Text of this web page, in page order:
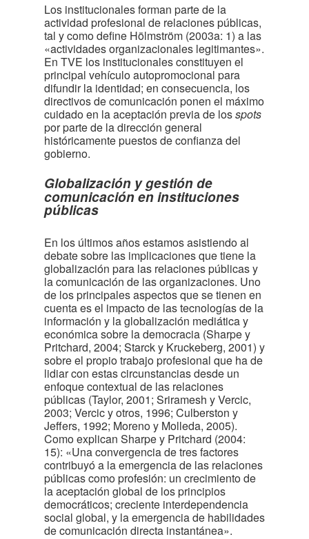
Los institucionales forman parte de la
actividad profesional de relaciones públicas,
tal y como define Hölmström (2003a: 1) a las
«actividades organizacionales legitimantes».
En TVE los institucionales constituyen el
principal vehículo autopromocional para
difundir la identidad; en consecuencia, los
directivos de comunicación ponen el máximo
cuidado en la aceptación previa de losspots
por parte de la dirección general
históricamente puestos de confianza del
gobierno.
Globalización y gestión de
comunicación en instituciones
públicas
En los últimos años estamos asistiendo al
debate sobre las implicaciones que tiene la
globalización para las relaciones públicas y
la comunicación de las organizaciones. Uno
de los principales aspectos que se tienen en
cuenta es el impacto de las tecnologías de la
información y la globalización mediática y
económica sobre la democracia (Sharpe y
Pritchard, 2004; Starck y Kruckeberg, 2001) y
sobre el propio trabajo profesional que ha de
lidiar con estas circunstancias desde un
enfoque contextual de las relaciones
públicas (Taylor, 2001; Sriramesh y Vercic,
2003; Vercic y otros, 1996; Culberston y
Jeffers, 1992; Moreno y Molleda, 2005).
Como explican Sharpe y Pritchard (2004:
15): «Una convergencia de tres factores
contribuyó a la emergencia de las relaciones
públicas como profesión: un crecimiento de
la aceptación global de los principios
democráticos; creciente interdependencia
social global, y la emergencia de habilidades
de comunicación directa instantánea».